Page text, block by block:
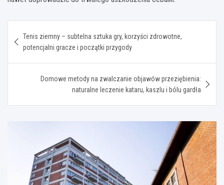
wpisu
Tenis ziemny – subtelna sztuka gry, korzyści zdrowotne,
potencjalni gracze i początki przygody
Domowe metody na zwalczanie objawów przeziębienia:
naturalne leczenie kataru, kaszlu i bólu gardła